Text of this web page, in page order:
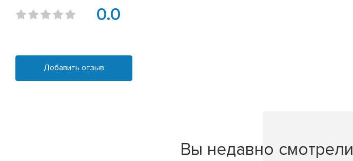
0.0
Добавить отзыв
Вы недавно смотрели